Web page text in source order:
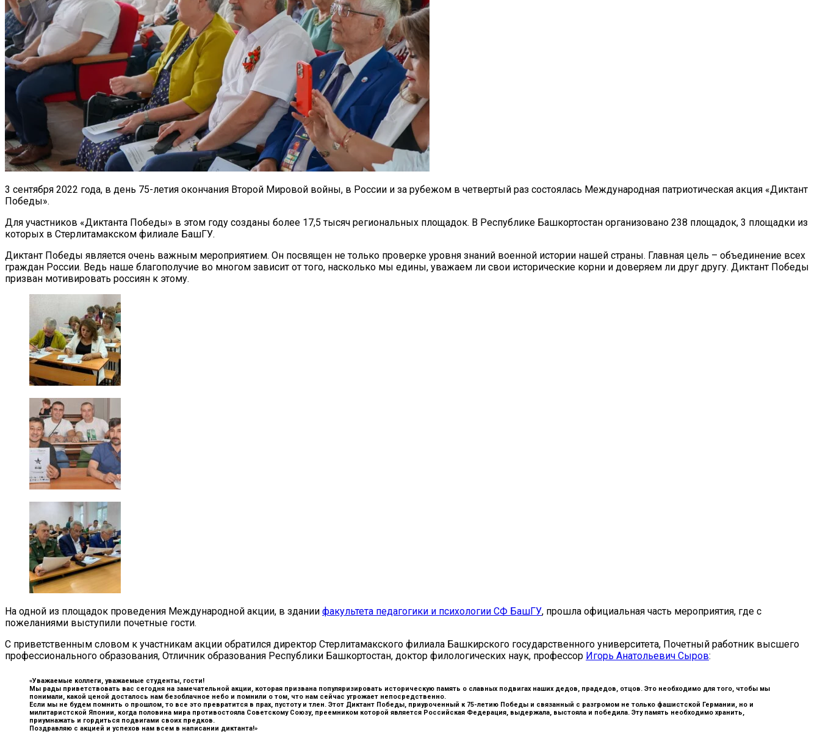
3 сентября 2022 года, в день 75-летия окончания Второй Мировой войны, в России и за рубежом в четвертый раз состоялась Международная патриотическая акция «Диктант
Победы».
Для участников «Диктанта Победы» в этом году созданы более 17,5 тысяч региональных площадок. В Республике Башкортостан организовано 238 площадок, 3 площадки из
которых в Стерлитамакском филиале БашГУ.
Диктант Победы является очень важным мероприятием. Он посвящен не только проверке уровня знаний военной истории нашей страны. Главная цель – объединение всех
граждан России. Ведь наше благополучие во многом зависит от того, насколько мы едины, уважаем ли свои исторические корни и доверяем ли друг другу. Диктант Победы
призван мотивировать россиян к этому.
На одной из площадок проведения Международной акции, в здании факультета педагогики и психологии СФ БашГУ, прошла официальная часть мероприятия, где с
пожеланиями выступили почетные гости.
С приветственным словом к участникам акции обратился директор Стерлитамакского филиала Башкирского государственного университета, Почетный работник высшего
профессионального образования, Отличник образования Республики Башкортостан, доктор филологических наук, профессор Игорь Анатольевич Сыров:
«Уважаемые коллеги, уважаемые студенты, гости!
Мы рады приветствовать вас сегодня на замечательной акции, которая призвана популяризировать историческую память о славных подвигах наших дедов, прадедов, отцов. Это необходимо для того, чтобы мы
понимали, какой ценой досталось нам безоблачное небо и помнили о том, что нам сейчас угрожает непосредственно.
Если мы не будем помнить о прошлом, то все это превратится в прах, пустоту и тлен. Этот Диктант Победы, приуроченный к 75-летию Победы и связанный с разгромом не только фашистской Германии, но и
милитаристской Японии, когда половина мира противостояла Советскому Союзу, преемником которой является Российская Федерация, выдержала, выстояла и победила. Эту память необходимо хранить,
приумнажать и гордиться подвигами своих предков.
Поздравляю с акцией и успехов нам всем в написании диктанта!»